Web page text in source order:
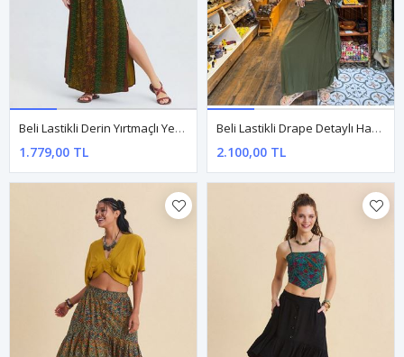
Beli Lastikli Derin Yırtmaçlı Yeşil Uzun Etek
1.779,00 TL
Beli Lastikli Drape Detaylı Haki Bohem Etek
2.100,00 TL